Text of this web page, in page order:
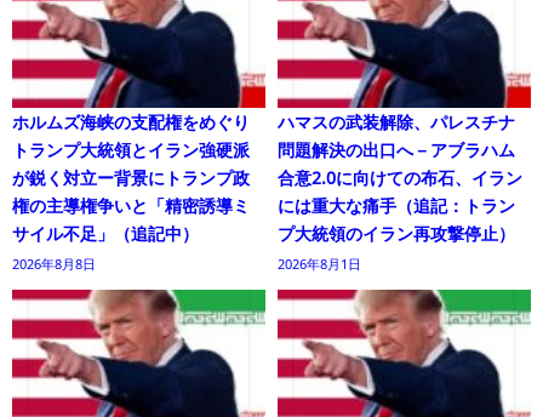
ホルムズ海峡の支配権をめぐり
トランプ大統領とイラン強硬派
が鋭く対立ー背景にトランプ政
権の主導権争いと「精密誘導ミ
サイル不足」（追記中）
2026年8月8日
ハマスの武装解除、パレスチナ
問題解決の出口へ－アブラハム
合意2.0に向けての布石、イラン
には重大な痛手（追記：トラン
プ大統領のイラン再攻撃停止）
2026年8月1日